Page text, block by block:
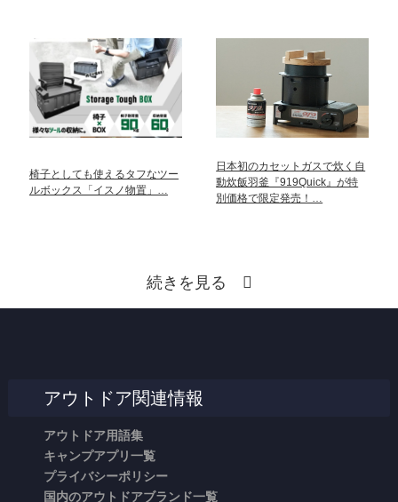
椅子としても使えるタフなツー
ルボックス「イスノ物置」…
日本初のカセットガスで炊く自
動炊飯羽釜『919Quick』が特
別価格で限定発売！…
続きを見る
アウトドア関連情報
アウトドア用語集
キャンプアプリ一覧
プライバシーポリシー
国内のアウトドアブランド一覧